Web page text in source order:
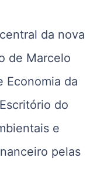
da nova
de Marcelo
Economia da
do
e
pelas